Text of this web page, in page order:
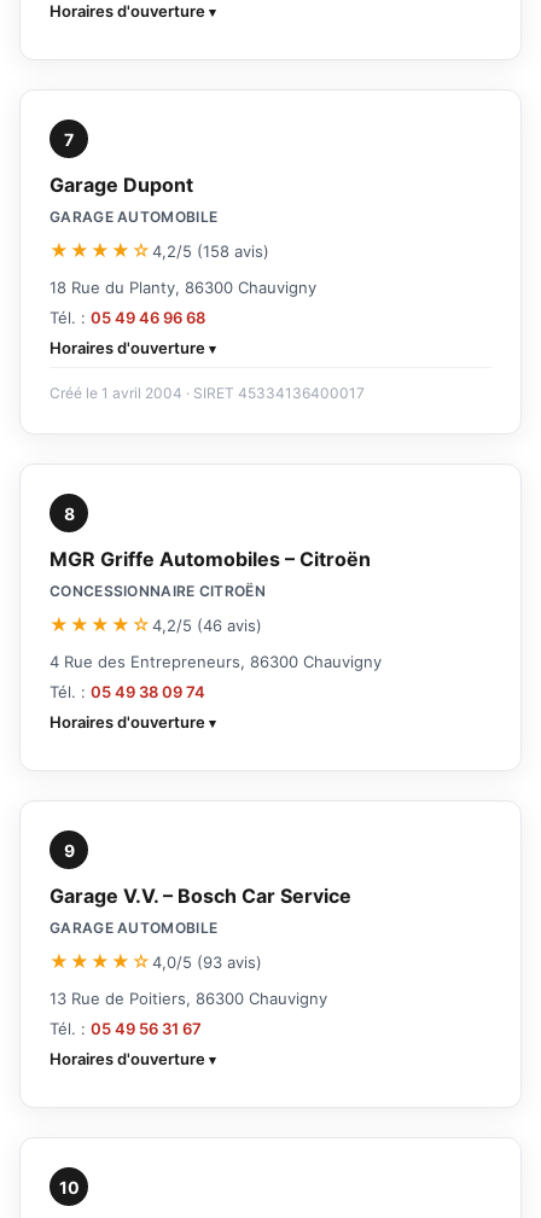
Horaires d'ouverture
7
Garage Dupont
GARAGE AUTOMOBILE
★★★★☆4,2/5 (158 avis)
18 Rue du Planty, 86300 Chauvigny
Tél. : 05 49 46 96 68
Horaires d'ouverture
Créé le 1 avril 2004 · SIRET 45334136400017
8
MGR Griffe Automobiles – Citroën
CONCESSIONNAIRE CITROËN
★★★★☆4,2/5 (46 avis)
4 Rue des Entrepreneurs, 86300 Chauvigny
Tél. : 05 49 38 09 74
Horaires d'ouverture
9
Garage V.V. – Bosch Car Service
GARAGE AUTOMOBILE
★★★★☆4,0/5 (93 avis)
13 Rue de Poitiers, 86300 Chauvigny
Tél. : 05 49 56 31 67
Horaires d'ouverture
10